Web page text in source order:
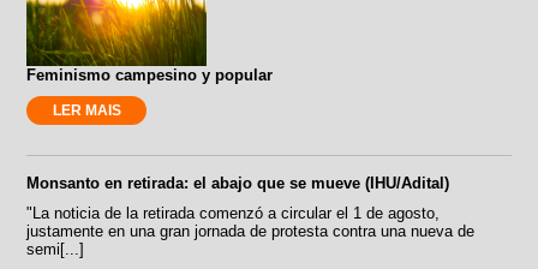
Feminismo campesino y popular
LER MAIS
Monsanto en retirada: el abajo que se mueve (IHU/Adital)
"La noticia de la retirada comenzó a circular el 1 de agosto,
justamente en una gran jornada de protesta contra una nueva de
semi[...]